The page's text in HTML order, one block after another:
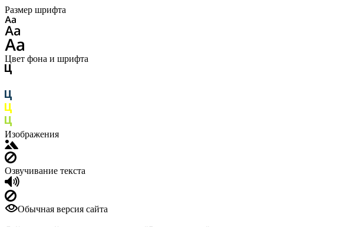
Размер шрифта
Цвет фона и шрифта
Изображения
Озвучивание текста
Обычная версия сайта